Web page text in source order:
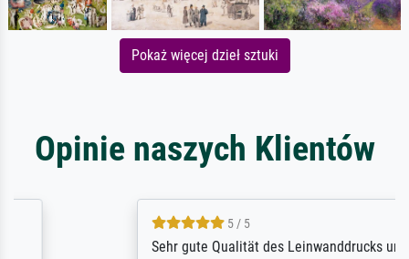
Pokaż więcej dzieł sztuki
Opinie naszych Klientów
5 / 5
Sehr gute Qualität des Leinwanddrucks und